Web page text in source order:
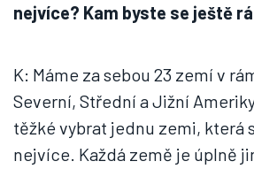
nejvíce? Kam byste se ještě
K: Máme za sebou 23 zemí v
Severní, Střední a Jižní
těžké vybrat jednu zemi, která
nejvíce. Každá země je úplně